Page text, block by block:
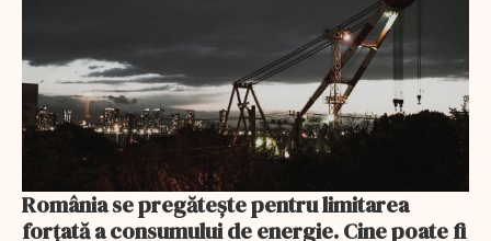
România se pregătește pentru limitarea
forțată a consumului de energie. Cine poate fi